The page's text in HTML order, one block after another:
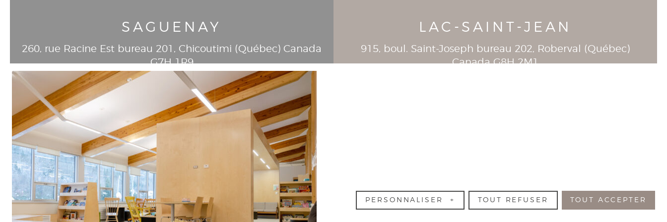
SAGUENAY
260, rue Racine Est bureau 201 , Chicoutimi (Québec ) Canada
G7H 1R9
418-549-8293
LAC-SAINT-JEAN
915, boul. Saint-Joseph bureau 202, Roberval (Québec )
Canada G8H 2M1
PERSONNALISER + TOUT REFUSER TOUT ACCEPTER